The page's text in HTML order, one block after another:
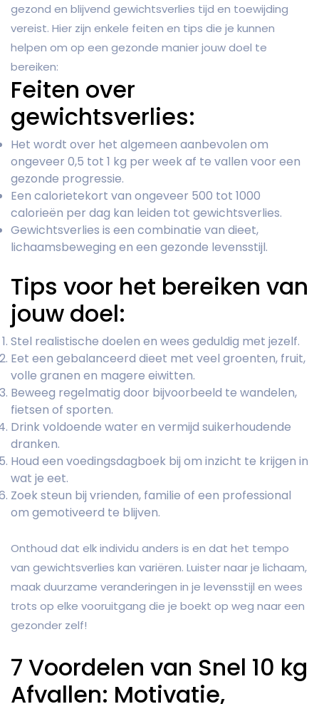
gezond en blijvend gewichtsverlies tijd en toewijding
vereist. Hier zijn enkele feiten en tips die je kunnen
helpen om op een gezonde manier jouw doel te
bereiken:
Feiten over
gewichtsverlies:
Het wordt over het algemeen aanbevolen om
ongeveer 0,5 tot 1 kg per week af te vallen voor een
gezonde progressie.
Een calorietekort van ongeveer 500 tot 1000
calorieën per dag kan leiden tot gewichtsverlies.
Gewichtsverlies is een combinatie van dieet,
lichaamsbeweging en een gezonde levensstijl.
Tips voor het bereiken van
jouw doel:
Stel realistische doelen en wees geduldig met jezelf.
Eet een gebalanceerd dieet met veel groenten, fruit,
volle granen en magere eiwitten.
Beweeg regelmatig door bijvoorbeeld te wandelen,
fietsen of sporten.
Drink voldoende water en vermijd suikerhoudende
dranken.
Houd een voedingsdagboek bij om inzicht te krijgen in
wat je eet.
Zoek steun bij vrienden, familie of een professional
om gemotiveerd te blijven.
Onthoud dat elk individu anders is en dat het tempo
van gewichtsverlies kan variëren. Luister naar je lichaam,
maak duurzame veranderingen in je levensstijl en wees
trots op elke vooruitgang die je boekt op weg naar een
gezonder zelf!
7 Voordelen van Snel 10 kg
Afvallen: Motivatie,